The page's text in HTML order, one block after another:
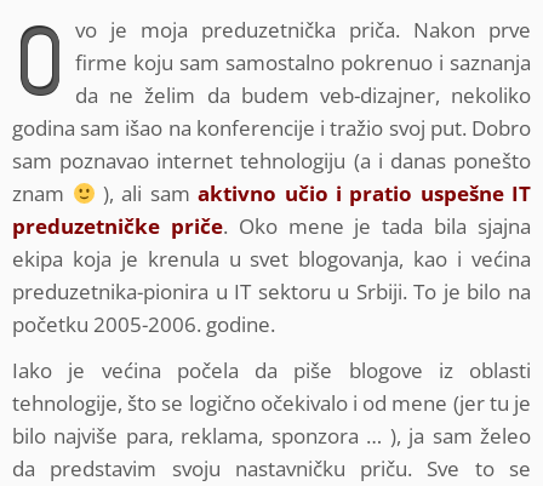
O vo je moja preduzetnička priča. Nakon prve
firme koju sam samostalno pokrenuo i saznanja
da ne želim da budem veb-dizajner, nekoliko
godina sam išao na konferencije i tražio svoj put. Dobro
sam poznavao internet tehnologiju (a i danas ponešto
znam
), ali samaktivno učio i pratio uspešne IT
preduzetničke priče. Oko mene je tada bila sjajna
ekipa koja je krenula u svet blogovanja, kao i većina
preduzetnika-pionira u IT sektoru u Srbiji. To je bilo na
početku 2005-2006. godine.
Iako je većina počela da piše blogove iz oblasti
tehnologije, što se logično očekivalo i od mene (jer tu je
bilo najviše para, reklama, sponzora … ), ja sam želeo
da predstavim svoju nastavničku priču. Sve to se